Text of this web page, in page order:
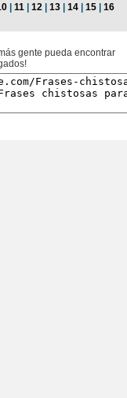
| 11 | 12 | 13 | 14 | 15 | 16
gente pueda encontrar